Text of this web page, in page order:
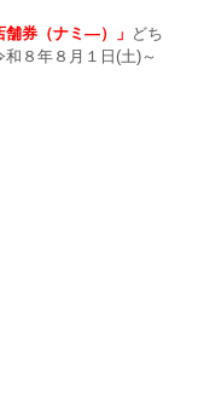
舗券（ナミ―）」
どち
８年８月１日(土)～